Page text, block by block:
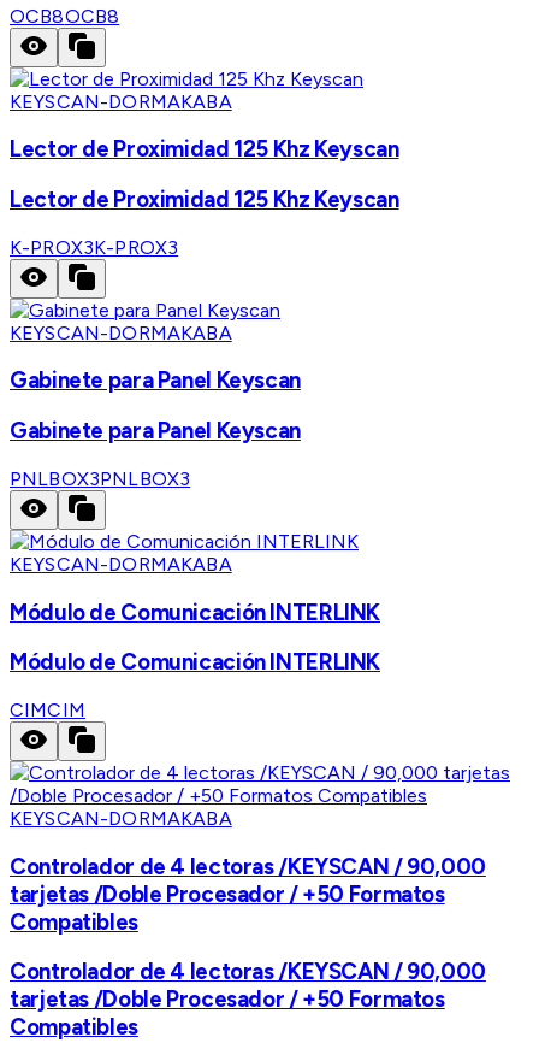
OCB8OCB8
KEYSCAN-DORMAKABA
Lector de Proximidad 125 Khz Keyscan
Lector de Proximidad 125 Khz Keyscan
K-PROX3K-PROX3
KEYSCAN-DORMAKABA
Gabinete para Panel Keyscan
Gabinete para Panel Keyscan
PNLBOX3PNLBOX3
KEYSCAN-DORMAKABA
Módulo de Comunicación INTERLINK
Módulo de Comunicación INTERLINK
CIMCIM
KEYSCAN-DORMAKABA
Controlador de 4 lectoras /KEYSCAN / 90,000
tarjetas /Doble Procesador / +50 Formatos
Compatibles
Controlador de 4 lectoras /KEYSCAN / 90,000
tarjetas /Doble Procesador / +50 Formatos
Compatibles